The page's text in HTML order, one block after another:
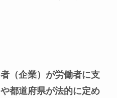
（企業）が労働者に支
都道府県が法的に定め